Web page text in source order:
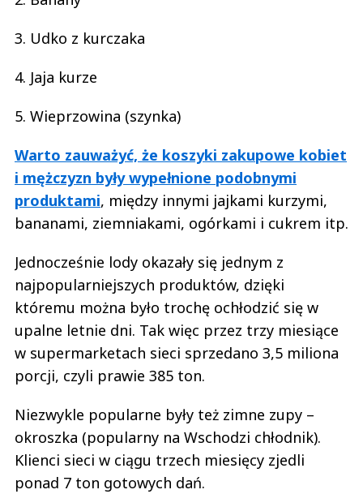
3. Udko z kurczaka
4. Jaja kurze
5. Wieprzowina (szynka)
Warto zauważyć, że koszyki zakupowe kobiet
i mężczyzn były wypełnione podobnymi
produktami, między innymi jajkami kurzymi,
bananami, ziemniakami, ogórkami i cukrem itp.
Jednocześnie lody okazały się jednym z
najpopularniejszych produktów, dzięki
któremu można było trochę ochłodzić się w
upalne letnie dni. Tak więc przez trzy miesiące
w supermarketach sieci sprzedano 3,5 miliona
porcji, czyli prawie 385 ton.
Niezwykle popularne były też zimne zupy –
okroszka (popularny na Wschodzi chłodnik).
Klienci sieci w ciągu trzech miesięcy zjedli
ponad 7 ton gotowych dań.